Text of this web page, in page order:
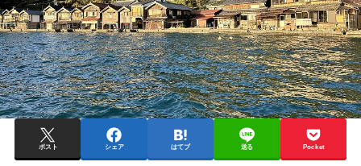
ポスト シェア はてブ 送る Pocket